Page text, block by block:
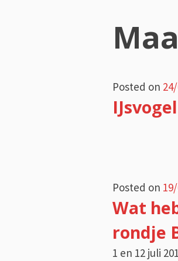
Posted on
IJsvogel
Posted on
Wat
rondje
1 en 12 juli